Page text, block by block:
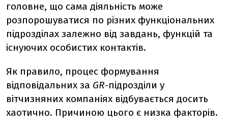
головне, що сама діяльність може
розпорошуватися по різних функціональних
підрозділах залежно від завдань, функцій та
існуючих особистих контактів.
Як правило, процес формування
відповідальних за GR-підрозділи у
вітчизняних компаніях відбувається досить
хаотично. Причиною цього є низка факторів.